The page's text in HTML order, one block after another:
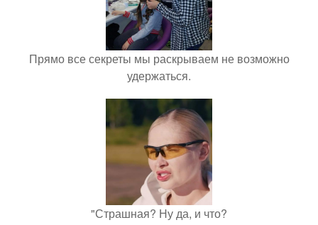
Прямо все секреты мы раскрываем не возможно
удержаться.
"Страшная? Ну да, и что?